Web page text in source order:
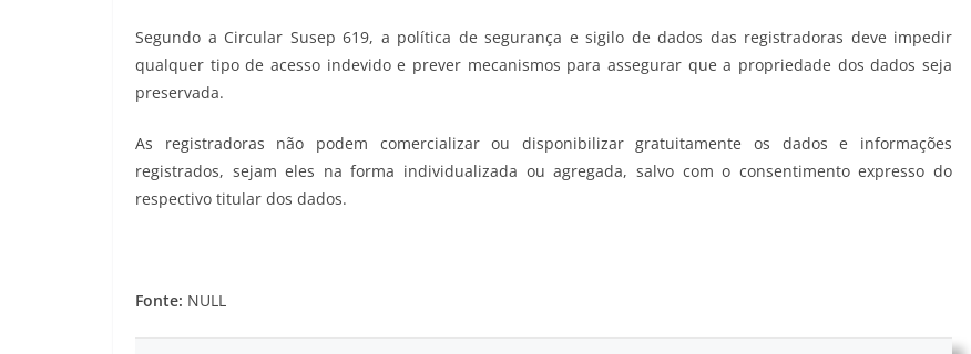
Segundo a Circular Susep 619, a política de segurança e sigilo de dados das registradoras deve impedir
qualquer tipo de acesso indevido e prever mecanismos para assegurar que a propriedade dos dados seja
preservada.
As registradoras não podem comercializar ou disponibilizar gratuitamente os dados e informações
registrados, sejam eles na forma individualizada ou agregada, salvo com o consentimento expresso do
respectivo titular dos dados.
Fonte: NULL